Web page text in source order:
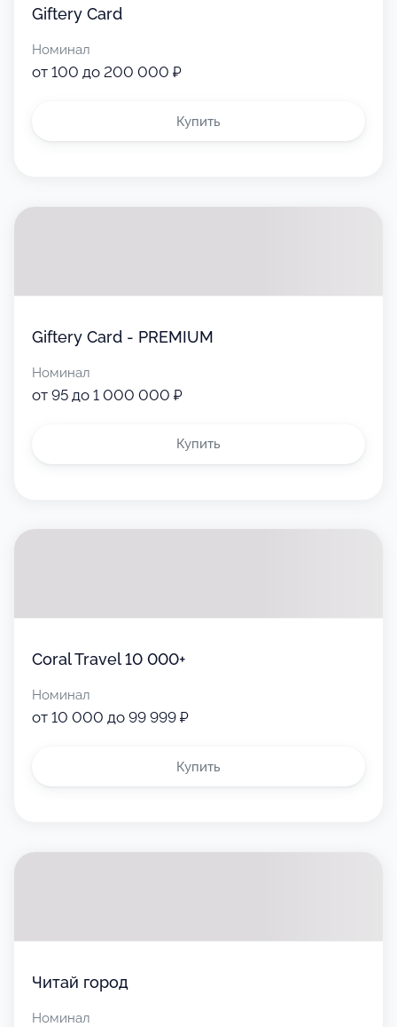
Giftery Card
Номинал
от 100 до 200 000 ₽
Купить
Giftery Card - PREMIUM
Номинал
от 95 до 1 000 000 ₽
Купить
Coral Travel 10 000+
Номинал
от 10 000 до 99 999 ₽
Купить
Читай город
Номинал